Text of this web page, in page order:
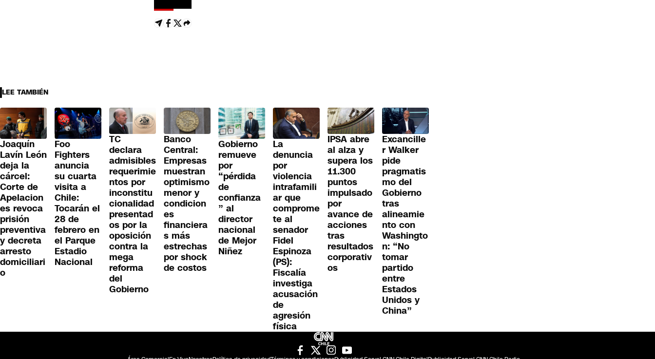
LEE TAMBIÉN
Joaquín
Lavín León
deja la
cárcel:
Corte de
Apelacion
es revoca
prisión
preventiva
y decreta
arresto
domiciliari
o
Foo
Fighters
anuncia
su cuarta
visita a
Chile:
Tocarán el
28 de
febrero en
el Parque
Estadio
Nacional
TC
declara
admisibles
requerimie
ntos por
inconstitu
cionalidad
presentad
os por la
oposición
contra la
mega
reforma
del
Gobierno
Banco
Central:
Empresas
muestran
optimismo
menor y
condicion
es
financiera
s más
estrechas
por shock
de costos
Gobierno
remueve
por
“pérdida
de
confianza
” al
director
nacional
de Mejor
Niñez
La
denuncia
por
violencia
intrafamili
ar que
comprome
te al
senador
Fidel
Espinoza
(PS):
Fiscalía
investiga
acusación
de
agresión
física
IPSA abre
al alza y
supera los
11.300
puntos
impulsado
por
avance de
acciones
tras
resultados
corporativ
os
Excancille
r Walker
pide
pragmatis
mo del
Gobierno
tras
alineamie
nto con
Washingto
n: “No
tomar
partido
entre
Estados
Unidos y
China”